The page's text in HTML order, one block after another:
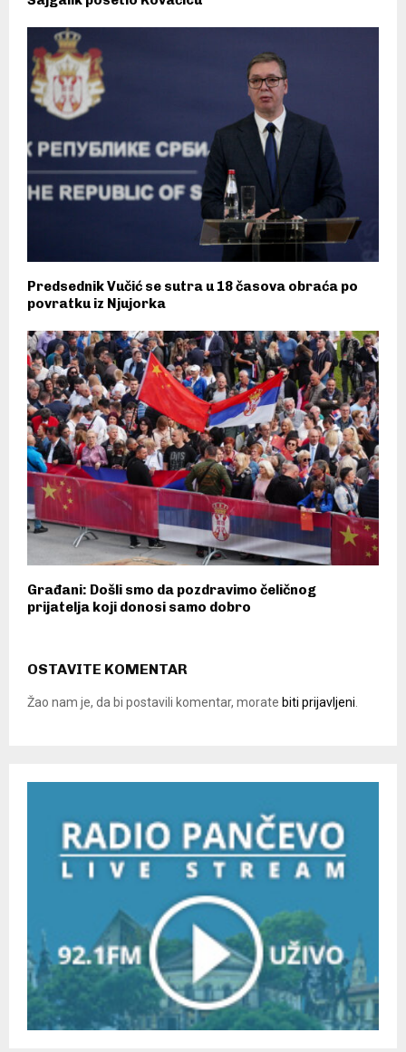
Predsednik Vučić se sutra u 18 časova obraća po
povratku iz Njujorka
Građani: Došli smo da pozdravimo čeličnog
prijatelja koji donosi samo dobro
OSTAVITE KOMENTAR
Žao nam je, da bi postavili komentar, morate biti prijavljeni